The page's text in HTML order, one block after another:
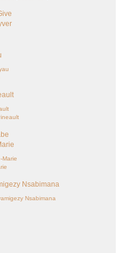
Marie
Nsabimana
Nsabimana